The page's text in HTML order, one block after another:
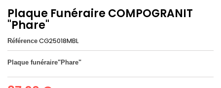
Plaque Funéraire COMPOGRANIT
"Phare"
Référence CG25018MBL
Plaque funéraire"Phare"